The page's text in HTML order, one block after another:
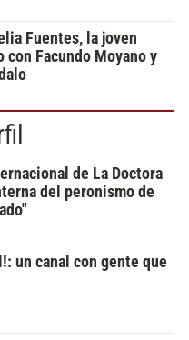
Fuentes, la joven
con Facundo Moyano y
de La Doctora
del peronismo de
un canal con gente que